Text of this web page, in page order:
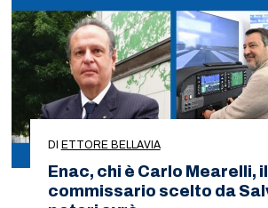
DI ETTORE BELLAVIA
Enac, chi è Carlo Mearelli,
commissario scelto da